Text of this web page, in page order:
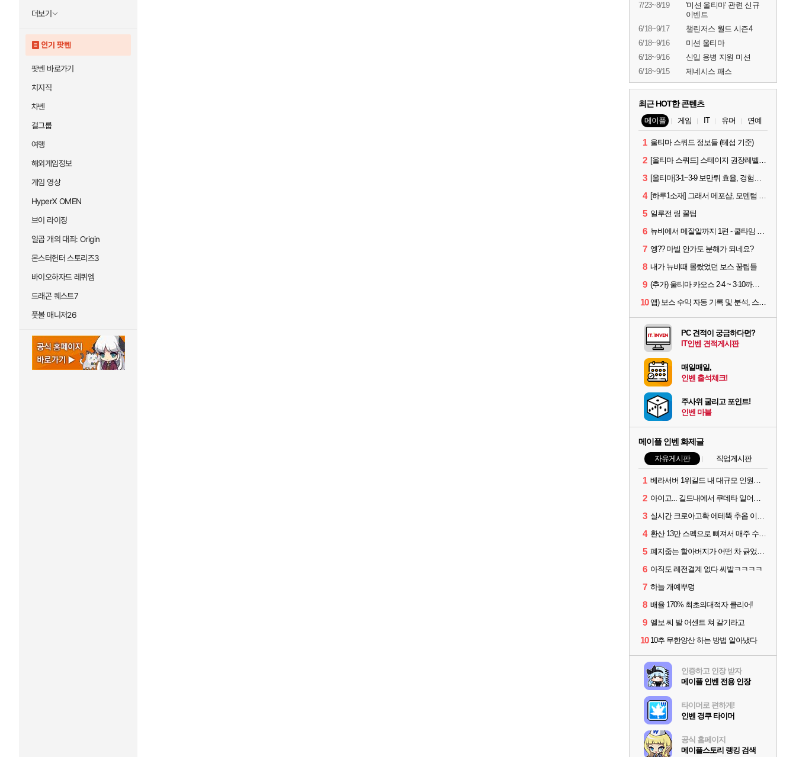
더보기
인기 팟벤
팟벤 바로가기
치지직
차벤
걸그룹
여행
해외게임정보
게임 영상
HyperX OMEN
브이 라이징
일곱 개의 대죄: Origin
몬스터헌터 스토리즈3
바이오하자드 레퀴엠
드래곤 퀘스트7
풋볼 매니저26
7/23~8/19
'미션 울티마' 관련 신규
이벤트
6/18~9/17
챌린저스 월드 시즌4
6/18~9/16
미션 울티마
6/18~9/16
신입 용병 지원 미션
6/18~9/15
제네시스 패스
최근 HOT한 콘텐츠
메이플 게임 IT 유머 연예
1 울티마 스쿼드 정보들 (테섭 기준)
2 [울티마 스쿼드] 스테이지 권장레벨, 잠재옵션표, 스킬퍼뎀, 장비 리스트 및 능력치 공유
3 [울티마]3-1~3-9 보만튀 효율, 경험치 공략 및 소소한 컨트롤 팁
4 [하루1소재] 그래서 메포샵, 모멘텀 효율 얼마나 좋음?
5 일루전 링 꿀팁
6 뉴비에서 메잘알까지 1편 - 쿨타임 시스템
7 엥?? 마빌 안가도 분해가 되네요?
8 내가 뉴비때 몰랐었던 보스 꿀팁들
9 (추가) 울티마 카오스 2-4 ~ 3-10까지 공략 스펙 및 팁 공유
10 앱) 보스 수익 자동 기록 및 분석, 스케줄러 알림
PC 견적이 궁금하다면?
IT인벤 견적게시판
매일매일,
인벤 출석체크!
주사위 굴리고 포인트!
인벤 마블
메이플 인벤 화제글
자유게시판 직업게시판
1 베라서버 1위길드 내 대규모 인원이탈종용 추정사건
2 아이고... 길드내에서 쿠데타 일어났네
3 실시간 크로아고확 에테뚝 추옵 이거뭐냐
4 환산 13만 스펙으로 삐져서 매주 수로 10만점 치고있으면 ㅋㅋ
5 폐지줍는 할아버지가 어떤 차 긁었는데
6 아직도 레전결계 없다 씨발ㅋㅋㅋㅋ
7 하늘 개예뿌덩
8 배율 170% 최초의대적자 클리어!
9 엘보 씨 발 어센트 쳐 갈기라고
10 10추 무한양산 하는 방법 알아냈다
인증하고 인장 받자
메이플 인벤 전용 인장
타이머로 편하게!
인벤 경쿠 타이머
공식 홈페이지
메이플스토리 랭킹 검색